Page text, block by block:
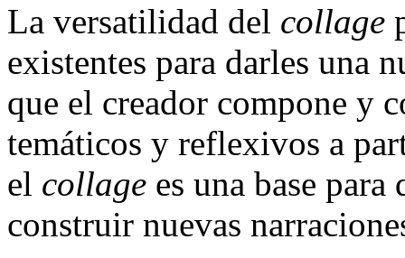
La versatilidad del collage
existentes para darles una
que el creador compone y
temáticos y reflexivos a
el collage es una base
construir nuevas